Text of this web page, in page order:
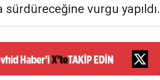
sürdüreceğine vurgu yapıldı.